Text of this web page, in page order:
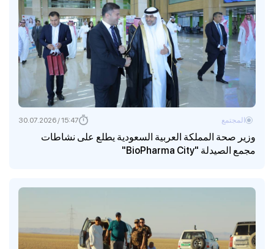
وزير صحة المملكة العربية السعودية يطلع على نشاطات
مجمع الصيدلة "BioPharma City"
المجتمع 15:47 / 30.07.2026